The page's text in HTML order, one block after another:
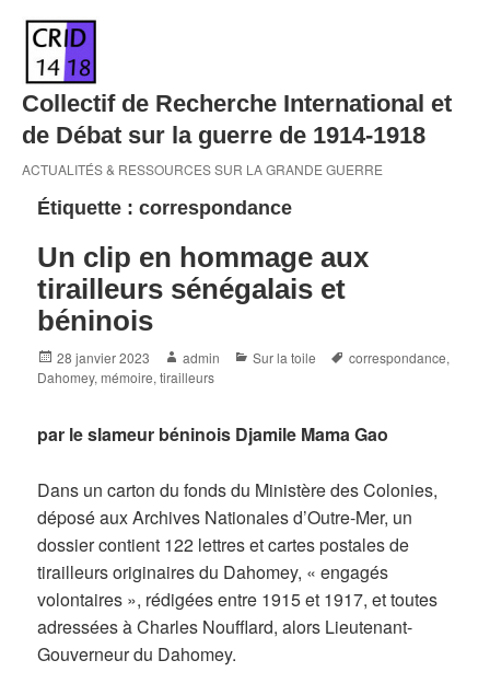
content
Collectif de Recherche International et
de Débat sur la guerre de 1914-1918
ACTUALITÉS & RESSOURCES SUR LA GRANDE GUERRE
Étiquette :correspondance
Un clip en hommage aux
tirailleurs sénégalais et
béninois
Posted
on
28 janvier 2023 Author
admin Categories
Sur la toile Tags
correspondance,
Dahomey,mémoire,tirailleurs
par le slameur béninois Djamile Mama Gao
Dans un carton du fonds du Ministère des Colonies,
déposé aux Archives Nationales d’Outre-Mer, un
dossier contient 122 lettres et cartes postales de
tirailleurs originaires du Dahomey, « engagés
volontaires », rédigées entre 1915 et 1917, et toutes
adressées à Charles Noufflard, alors Lieutenant-
Gouverneur du Dahomey.